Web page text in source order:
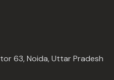
63, Noida, Uttar Pradesh